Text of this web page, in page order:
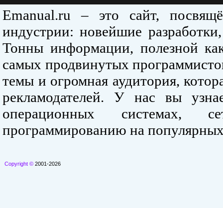
Emanual.ru – это сайт,
индустрии: новейшие
Тонны информации, полезной
самых продвинутых
темы и огромная аудитория,
рекламодателей. У нас вы
операционных системах,
программированию на
Copyright © 2001-2026